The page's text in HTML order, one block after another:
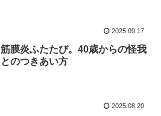
2025.09.17
筋膜炎ふたたび。40歳からの怪我
とのつきあい方
2025.08.20